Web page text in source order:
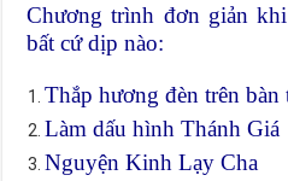
Chương trình đơn giản
bất cứ dịp nào:
Thắp hương đèn trên bàn
Làm dấu hình Thánh Giá
Nguyện Kinh Lạy Cha